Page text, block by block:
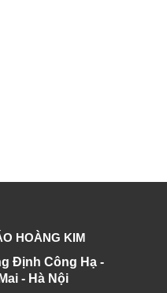
HOÀNG KIM
Định Công Hạ -
- Hà Nội